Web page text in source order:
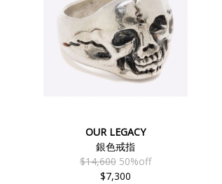
OUR LEGACY
銀色戒指
$14,600 50%off
$7,300